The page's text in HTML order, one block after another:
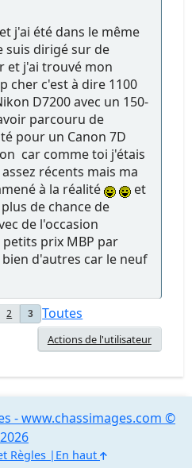
j'ai été dans le même
suis dirigé sur de
et j'ai trouvé mon
cher c'est à dire 1100
D7200 avec un 150-
parcouru de
pour un Canon 7D
car comme toi j'étais
récents mais ma
à la réalité
et
de chance de
de l'occasion
prix MBP par
d'autres car le neuf
2 3 Toutes
Actions de l'utilisateur
- www.chassimages.com ©
2026
Règles En haut